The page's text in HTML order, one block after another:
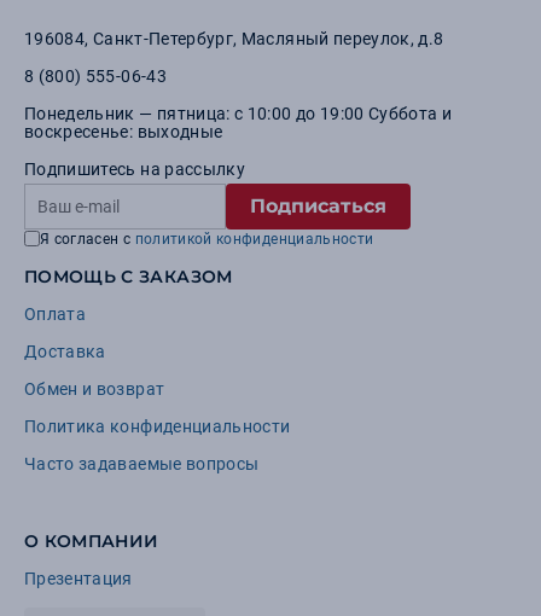
196084, Санкт-Петербург, Масляный переулок, д.8
8 (800) 555-06-43
Понедельник — пятница: с 10:00 до 19:00 Суббота и
воскресенье: выходные
Подпишитесь на рассылку
Подписаться
Я согласен с политикой конфиденциальности
ПОМОЩЬ С ЗАКАЗОМ
Оплата
Доставка
Обмен и возврат
Политика конфиденциальности
Часто задаваемые вопросы
О КОМПАНИИ
Презентация